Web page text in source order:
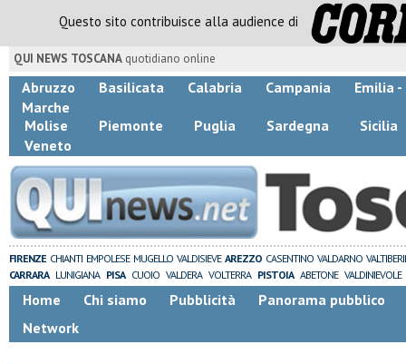
Questo sito contribuisce alla audience di
QUI NEWS TOSCANA quotidiano online
Abruzzo Basilicata Calabria Campania
Emilia -
Marche
Molise
Piemonte Puglia Sardegna
Sicilia
Veneto
FIRENZE CHIANTI EMPOLESE MUGELLO VALDISIEVE AREZZO CASENTINO VALDARNO
CARRARA LUNIGIANA PISA CUOIO VALDERA VOLTERRA PISTOIA ABETONE VALDINIEVOLE
Home Chi siamo Pubblicità
Panorama pubblico
Network